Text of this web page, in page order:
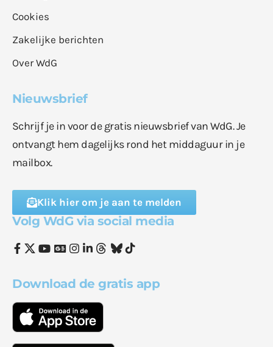
Cookies
Zakelijke berichten
Over WdG
Nieuwsbrief
Schrijf je in voor de gratis nieuwsbrief van WdG. Je
ontvangt hem dagelijks rond het middaguur in je
mailbox.
Klik hier om je aan te melden
Volg WdG via social media
Download de gratis app